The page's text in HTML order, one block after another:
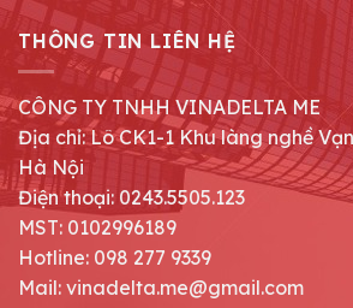
THÔNG TIN LIÊN HỆ
CÔNG TY TNHH VINADELTA ME
Địa chỉ: Lô CK1-1 Khu làng nghề
Hà Nội
Điện thoại: 0243.5505.123
MST: 0102996189
Hotline: 098 277 9339
Mail: vinadelta.me@gmail.com